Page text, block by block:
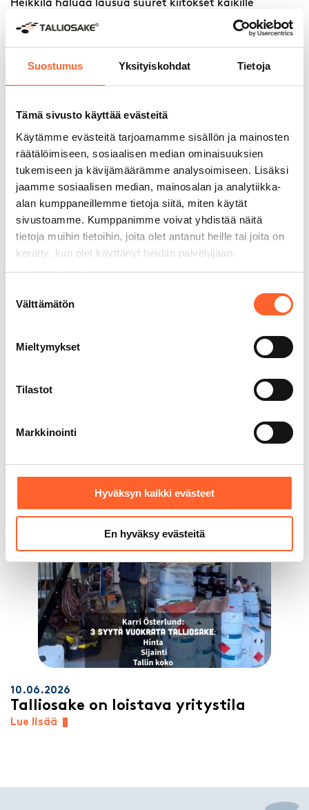
Suostumus Yksityiskohdat Tietoja
Tämä sivusto käyttää evästeitä
Käytämme evästeitä tarjoamamme sisällön ja mainosten
räätälöimiseen, sosiaalisen median ominaisuuksien
tukemiseen ja kävijämäärämme analysoimiseen. Lisäksi
jaamme sosiaalisen median, mainosalan ja analytiikka-
alan kumppaneillemme tietoja siitä, miten käytät
sivustoamme. Kumppanimme voivat yhdistää näitä
tietoja muihin tietoihin, joita olet antanut heille tai joita on
kerätty, kun olet käyttänyt heidän palvelujaan.
Tietosuojaseloste
valinta
Välttämätön
Mieltymykset
Tilastot
Markkinointi
Hyväksyn kaikki evästeet
En hyväksy evästeitä
Heikkilä haluaa lausua suuret kiitokset kaikille
Talliosakkeen yhteistyökumppaneille: Teidän
ansiostanne voimme olla osaltamme saattamassa yhä
uusia Talli-tarinoita alulle. Toivomme myös, että
uudetkin toimijat tarjoavat meille palvelujaan!
Näyttääkö sinun autotallisi tältä?
10.06.2026
Talliosake on loistava yritystila
Lue lisää